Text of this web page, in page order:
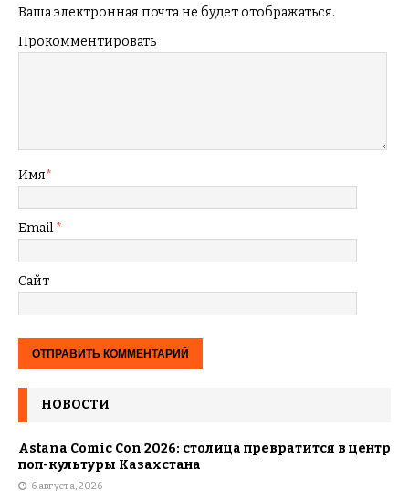
Ваша электронная почта не будет отображаться.
Прокомментировать
Имя*
Email *
Сайт
НОВОСТИ
Astana Comic Con 2026: столица превратится в центр
поп-культуры Казахстана
6 августа, 2026